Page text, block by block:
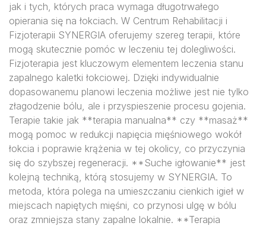
jak i tych, których praca wymaga długotrwałego
opierania się na łokciach. W Centrum Rehabilitacji i
Fizjoterapii SYNERGIA oferujemy szereg terapii, które
mogą skutecznie pomóc w leczeniu tej dolegliwości.
Fizjoterapia jest kluczowym elementem leczenia stanu
zapalnego kaletki łokciowej. Dzięki indywidualnie
dopasowanemu planowi leczenia możliwe jest nie tylko
złagodzenie bólu, ale i przyspieszenie procesu gojenia.
Terapie takie jak **terapia manualna** czy **masaż**
mogą pomoc w redukcji napięcia mięśniowego wokół
łokcia i poprawie krążenia w tej okolicy, co przyczynia
się do szybszej regeneracji. **Suche igłowanie** jest
kolejną techniką, którą stosujemy w SYNERGIA. To
metoda, która polega na umieszczaniu cienkich igieł w
miejscach napiętych mięśni, co przynosi ulgę w bólu
oraz zmniejsza stany zapalne lokalnie. **Terapia